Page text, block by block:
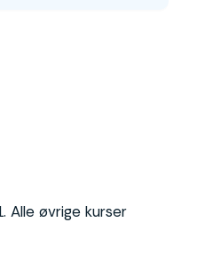
Alle øvrige kurser